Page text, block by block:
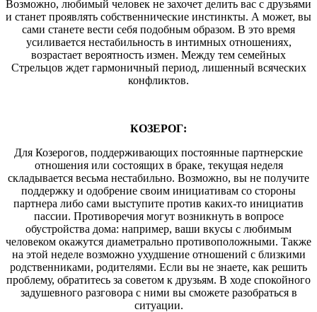
Возможно, любимый человек не захочет делить вас с друзьями
и станет проявлять собственнические инстинкты. А может, вы
сами станете вести себя подобным образом. В это время
усиливается нестабильность в интимных отношениях,
возрастает вероятность измен. Между тем семейных
Стрельцов ждет гармоничный период, лишенный всяческих
конфликтов.
КОЗЕРОГ:
Для Козерогов, поддерживающих постоянные партнерские
отношения или состоящих в браке, текущая неделя
складывается весьма нестабильно. Возможно, вы не получите
поддержку и одобрение своим инициативам со стороны
партнера либо сами выступите против каких-то инициатив
пассии. Противоречия могут возникнуть в вопросе
обустройства дома: например, ваши вкусы с любимым
человеком окажутся диаметрально противоположными. Также
на этой неделе возможно ухудшение отношений с близкими
родственниками, родителями. Если вы не знаете, как решить
проблему, обратитесь за советом к друзьям. В ходе спокойного
задушевного разговора с ними вы сможете разобраться в
ситуации.